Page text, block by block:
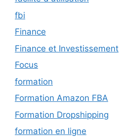
fbi
Finance
Finance et Investissement
Focus
formation
Formation Amazon FBA
Formation Dropshipping
formation en ligne